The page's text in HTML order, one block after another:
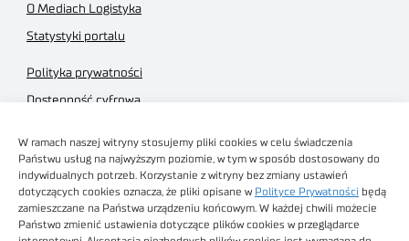
W ramach naszej witryny stosujemy pliki cookies w celu świadczenia
Państwu usług na najwyższym poziomie, w tym w sposób dostosowany do
indywidualnych potrzeb. Korzystanie z witryny bez zmiany ustawień
dotyczących cookies oznacza, że pliki opisane w Polityce Prywatności będą
zamieszczane na Państwa urządzeniu końcowym. W każdej chwili możecie
Państwo zmienić ustawienia dotyczące plików cookies w przeglądarce
O Mediach Logistyka
Statystyki portalu
Polityka prywatności
Dostępność cyfrowa
Regulamin sklepu